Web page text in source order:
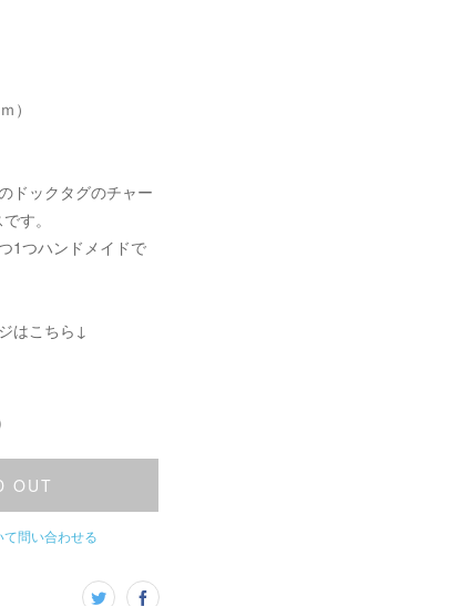
）
ドックタグのチャー
す。
1つハンドメイドで
はこちら↓
OUT
て問い合わせる